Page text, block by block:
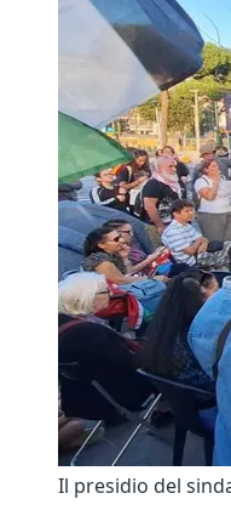
Il presidio del